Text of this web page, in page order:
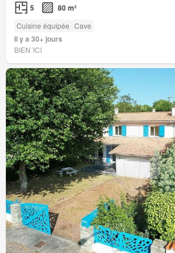
5 80 m²
Cuisine équipée Cave
Il y a 30+ jours
BIEN´ICI